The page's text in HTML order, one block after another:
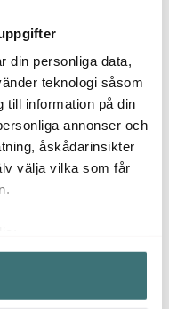
din personliga data,
teknologi såsom
till information på din
annonser och
åskådarinsikter
välja vilka som får
plats som
till flera meter
aktivt skanna den för
0,5 L
rosa